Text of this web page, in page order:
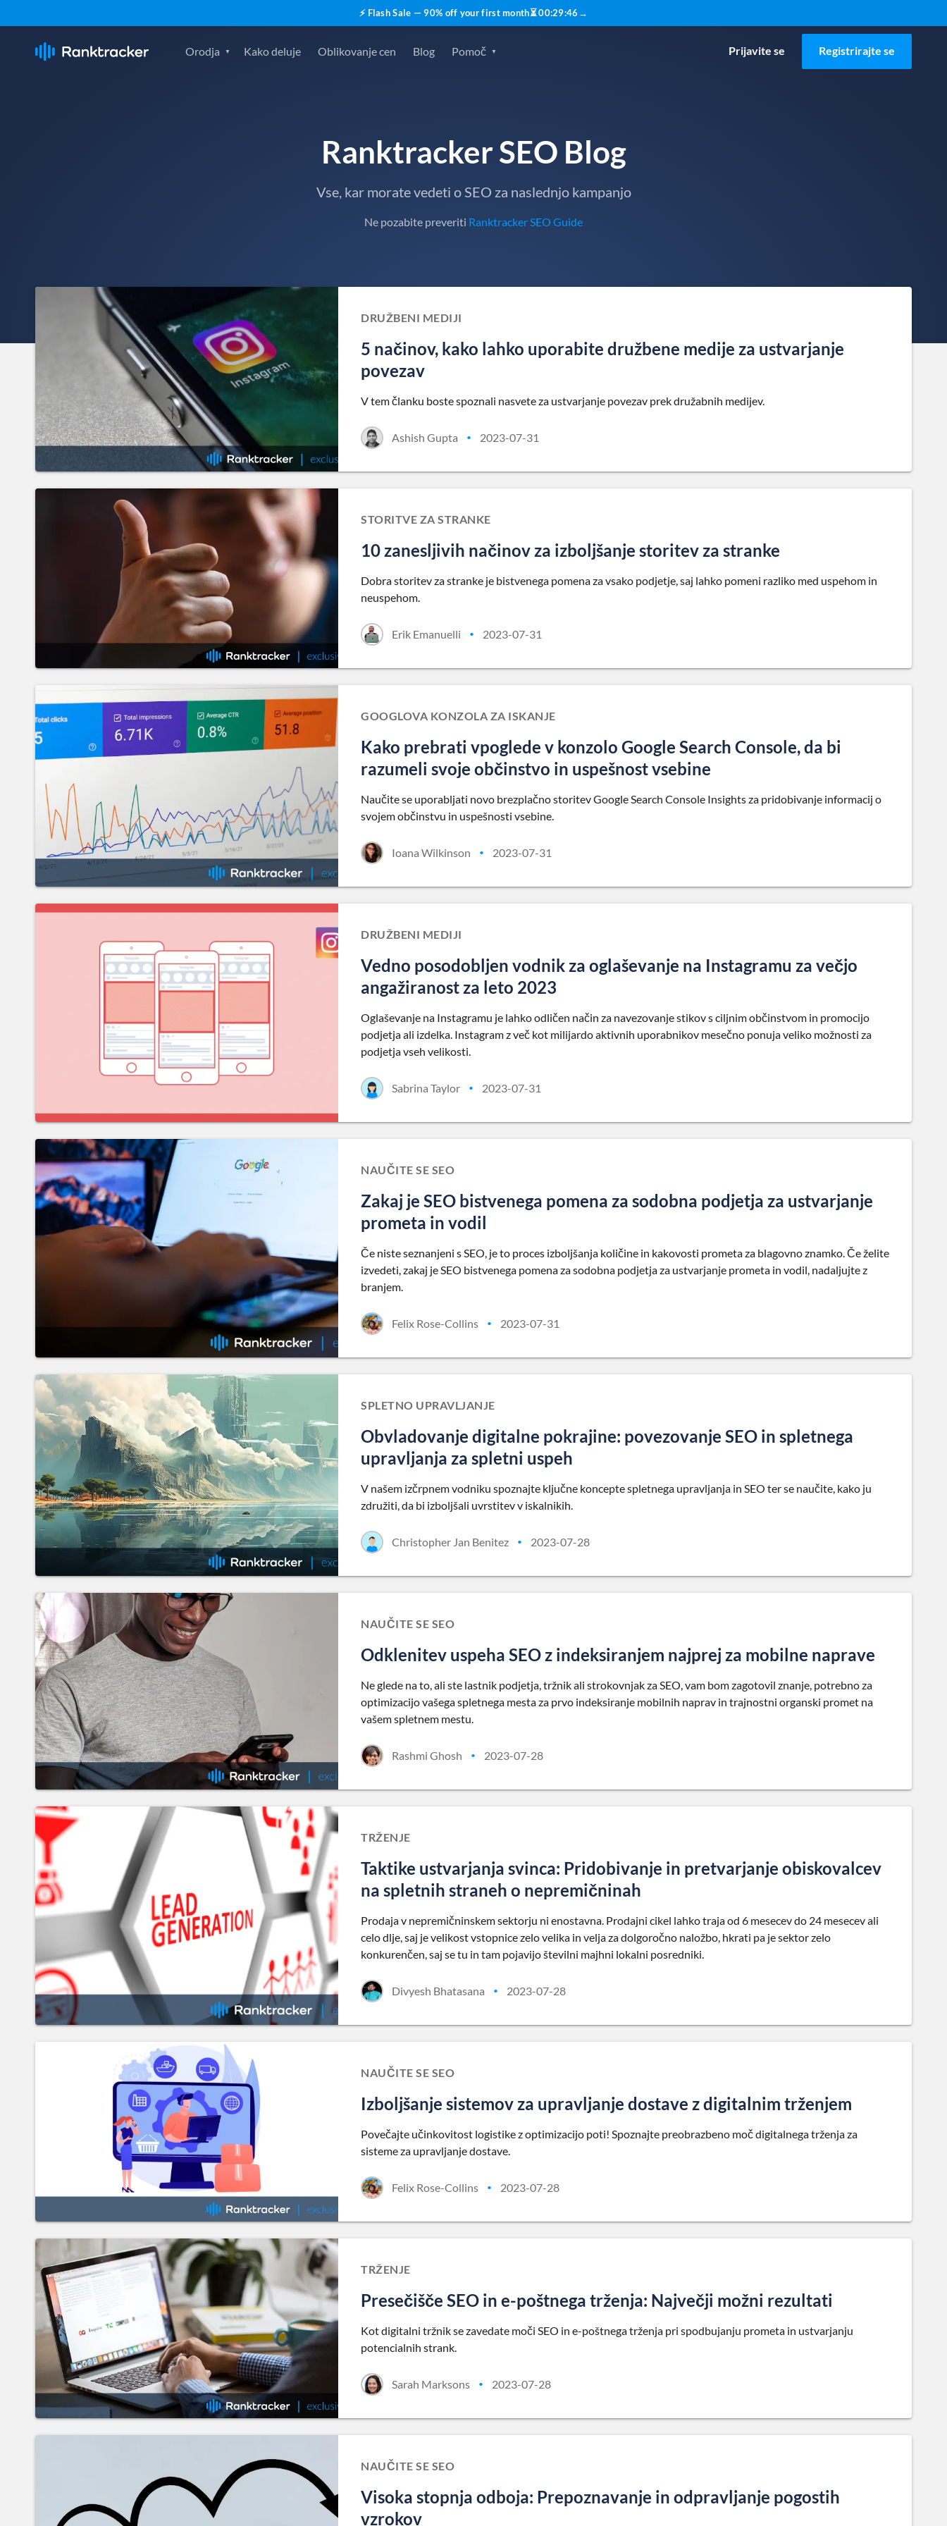
⚡ Flash Sale — 90% off your first month⏳00:29:45 →
Orodja Kako deluje Oblikovanje cen Blog Pomoč Prijavite se Registrirajte se
Ranktracker SEO Blog
Vse, kar morate vedeti o SEO za naslednjo kampanjo
Ne pozabite preveriti Ranktracker SEO Guide
DRUŽBENI MEDIJI
5 načinov, kako lahko uporabite družbene medije za ustvarjanje
povezav
V tem članku boste spoznali nasvete za ustvarjanje povezav prek družabnih medijev.
Ashish Gupta • 2023-07-31
STORITVE ZA STRANKE
10 zanesljivih načinov za izboljšanje storitev za stranke
Dobra storitev za stranke je bistvenega pomena za vsako podjetje, saj lahko pomeni razliko med uspehom in
neuspehom.
Erik Emanuelli • 2023-07-31
GOOGLOVA KONZOLA ZA ISKANJE
Kako prebrati vpoglede v konzolo Google Search Console, da bi
razumeli svoje občinstvo in uspešnost vsebine
Naučite se uporabljati novo brezplačno storitev Google Search Console Insights za pridobivanje informacij o
svojem občinstvu in uspešnosti vsebine.
Ioana Wilkinson • 2023-07-31
DRUŽBENI MEDIJI
Vedno posodobljen vodnik za oglaševanje na Instagramu za večjo
angažiranost za leto 2023
Oglaševanje na Instagramu je lahko odličen način za navezovanje stikov s ciljnim občinstvom in promocijo
podjetja ali izdelka. Instagram z več kot milijardo aktivnih uporabnikov mesečno ponuja veliko možnosti za
podjetja vseh velikosti.
Sabrina Taylor • 2023-07-31
NAUČITE SE SEO
Zakaj je SEO bistvenega pomena za sodobna podjetja za ustvarjanje
prometa in vodil
Če niste seznanjeni s SEO, je to proces izboljšanja količine in kakovosti prometa za blagovno znamko. Če želite
izvedeti, zakaj je SEO bistvenega pomena za sodobna podjetja za ustvarjanje prometa in vodil, nadaljujte z
branjem.
Felix Rose-Collins • 2023-07-31
SPLETNO UPRAVLJANJE
Obvladovanje digitalne pokrajine: povezovanje SEO in spletnega
upravljanja za spletni uspeh
V našem izčrpnem vodniku spoznajte ključne koncepte spletnega upravljanja in SEO ter se naučite, kako ju
združiti, da bi izboljšali uvrstitev v iskalnikih.
Christopher Jan Benitez • 2023-07-28
NAUČITE SE SEO
Odklenitev uspeha SEO z indeksiranjem najprej za mobilne naprave
Ne glede na to, ali ste lastnik podjetja, tržnik ali strokovnjak za SEO, vam bom zagotovil znanje, potrebno za
optimizacijo vašega spletnega mesta za prvo indeksiranje mobilnih naprav in trajnostni organski promet na
vašem spletnem mestu.
Rashmi Ghosh • 2023-07-28
TRŽENJE
Taktike ustvarjanja svinca: Pridobivanje in pretvarjanje obiskovalcev
na spletnih straneh o nepremičninah
Prodaja v nepremičninskem sektorju ni enostavna. Prodajni cikel lahko traja od 6 mesecev do 24 mesecev ali
celo dlje, saj je velikost vstopnice zelo velika in velja za dolgoročno naložbo, hkrati pa je sektor zelo
konkurenčen, saj se tu in tam pojavijo številni majhni lokalni posredniki.
Divyesh Bhatasana • 2023-07-28
NAUČITE SE SEO
Izboljšanje sistemov za upravljanje dostave z digitalnim trženjem
Povečajte učinkovitost logistike z optimizacijo poti! Spoznajte preobrazbeno moč digitalnega trženja za
sisteme za upravljanje dostave.
Felix Rose-Collins • 2023-07-28
TRŽENJE
Presečišče SEO in e-poštnega trženja: Največji možni rezultati
Kot digitalni tržnik se zavedate moči SEO in e-poštnega trženja pri spodbujanju prometa in ustvarjanju
potencialnih strank.
Sarah Marksons • 2023-07-28
NAUČITE SE SEO
Visoka stopnja odboja: Prepoznavanje in odpravljanje pogostih
vzrokov